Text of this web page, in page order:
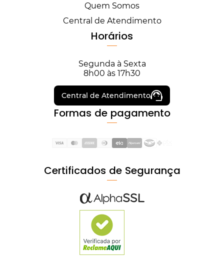
Quem Somos
Central de Atendimento
Horários
Segunda à Sexta
8h00 às 17h30
Central de Atendimento
Formas de pagamento
Certificados de Segurança